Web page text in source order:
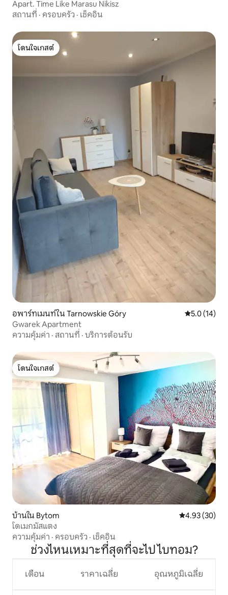
Apart. Time Like Marasu Nikisz
สถานที่ · ครอบครัว · เช็คอิน
โดนใจเกสต์
โดนใจเกสต์
อพาร์ทเมนท์ใน Tarnowskie Góry คะแนนเฉลี่ย
5.0 (14)
Gwarek Apartment
ความคุ้มค่า · สถานที่ · บริการต้อนรับ
โดนใจเกสต์
โดนใจเกสต์
บ้านใน Bytom คะแนนเฉลี่ย
4.93 (30)
โดเมกมัสแตง
ความคุ้มค่า · ครอบครัว · เช็คอิน
ช่วงไหนเหมาะที่สุดที่จะไป ไบทอม?
เดือน ราคาเฉลี่ย อุณหภูมิเฉลี่ย